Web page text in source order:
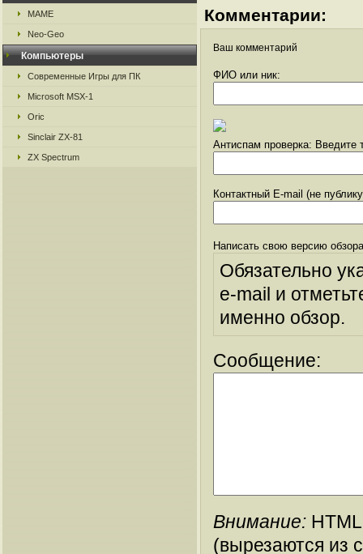
MAME
Neo-Geo
Компьютеры
Современные Игры для ПК
Microsoft MSX-1
Oric
Sinclair ZX-81
ZX Spectrum
Комментарии:
Ваш комментарий
ФИО или ник:
Антиспам проверка: Введите
Контактный E-mail (не
Написать свою версию
Обязательно
e-mail и
именно обзор.
Сообщение:
Внимание:
(вырезаются из